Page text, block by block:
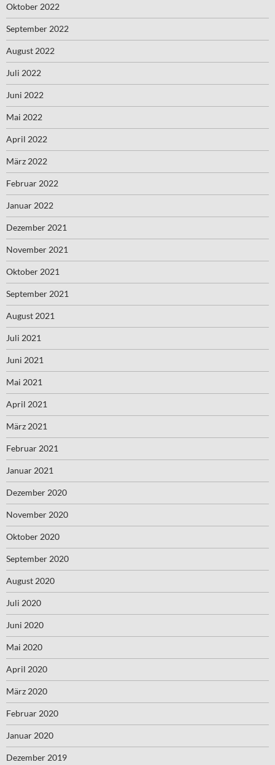
Oktober 2022
September 2022
August 2022
Juli 2022
Juni 2022
Mai 2022
April 2022
März 2022
Februar 2022
Januar 2022
Dezember 2021
November 2021
Oktober 2021
September 2021
August 2021
Juli 2021
Juni 2021
Mai 2021
April 2021
März 2021
Februar 2021
Januar 2021
Dezember 2020
November 2020
Oktober 2020
September 2020
August 2020
Juli 2020
Juni 2020
Mai 2020
April 2020
März 2020
Februar 2020
Januar 2020
Dezember 2019